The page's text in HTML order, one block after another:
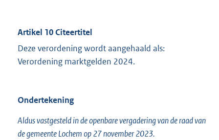
Artikel 10 Citeertitel
Deze verordening wordt aangehaald als:
Verordening marktgelden 2024.
Ondertekening
Aldus vastgesteld in de openbare vergadering van de raad van
de gemeente Lochem op 27 november 2023.